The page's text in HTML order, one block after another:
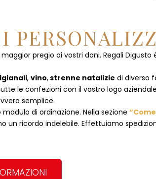
pregio ai vostri doni. Regali Digusto
, vino,strenne natalizie di diverso
le confezioni con il vostro logo
semplice.
di ordinazione. Nella sezione
un ricordo indelebile. Effettuiamo